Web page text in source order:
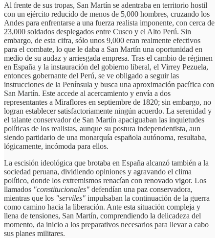
Al frente de sus tropas, San Martín se adentraba en territorio hostil
con un ejército reducido de menos de 5,000 hombres, cruzando los
Andes para enfrentarse a una fuerza realista imponente, con cerca de
23,000 soldados desplegados entre Cusco y el Alto Perú. Sin
embargo, de esta cifra, sólo unos 9,000 eran realmente efectivos
para el combate, lo que le daba a San Martín una oportunidad en
medio de su audaz y arriesgada empresa. Tras el cambio de régimen
en España y la instauración del gobierno liberal, el Virrey Pezuela,
entonces gobernante del Perú, se ve obligado a seguir las
instrucciones de la Península y busca una aproximación pacífica con
San Martín. Este accede al acercamiento y envía a dos
representantes a Miraflores en septiembre de 1820; sin embargo, no
logran establecer satisfactoriamente ningún acuerdo. La serenidad y
el talante conservador de San Martín apaciguaban las inquietudes
políticas de los realistas, aunque su postura independentista, aun
siendo partidario de una monarquía española autónoma, resultaba,
lógicamente, incómoda para ellos.
La escisión ideológica que brotaba en España alcanzó también a la
sociedad peruana, dividiendo opiniones y agravando el clima
político, donde los extremismos renacían con renovado vigor. Los
llamados "constitucionales" defendían una paz conservadora,
mientras que los "serviles" impulsaban la continuación de la guerra
como camino hacia la liberación. Ante esta situación compleja y
llena de tensiones, San Martín, comprendiendo la delicadeza del
momento, da inicio a los preparativos necesarios para llevar a cabo
sus planes militares.